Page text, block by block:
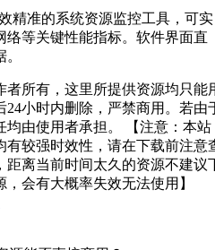
精准的系统资源监控工具，可实
络等关键性能指标。软件界面直
者所有，这里所提供资源均只能
小时内删除，严禁商用。若由
均由使用者承担。 【注意：本站
有较强时效性，请在下载前注意
距离当前时间太久的资源不建议
会有大概率失效无法使用】